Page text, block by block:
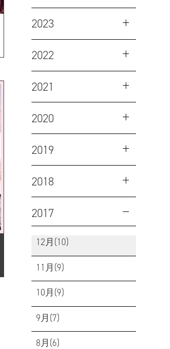
2023
2022
2021
2020
2019
2018
2017
12月(10)
11月(9)
10月(9)
9月(7)
8月(6)